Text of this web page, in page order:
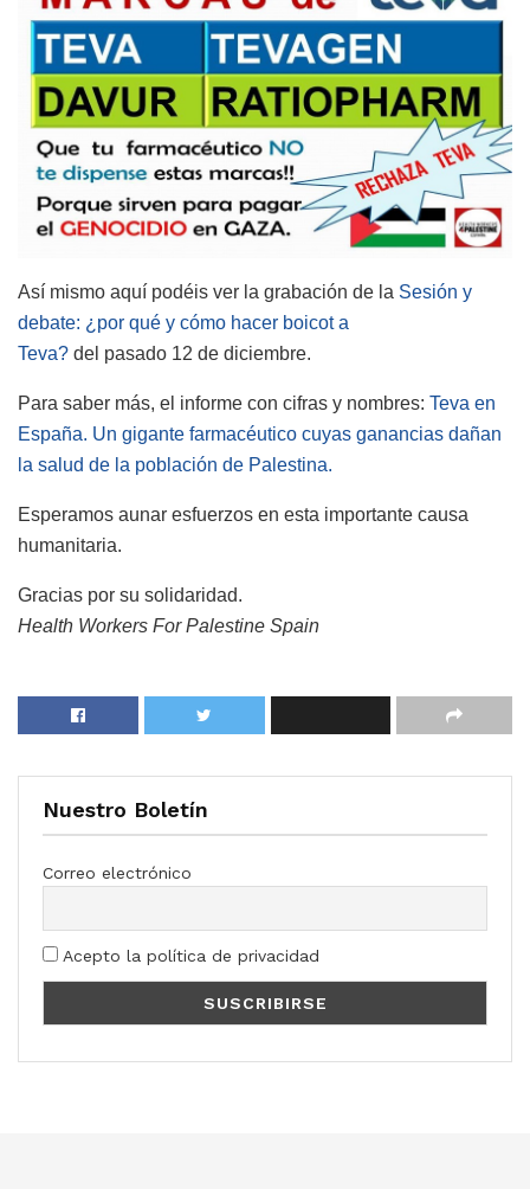
Así mismo aquí podéis ver la grabación de la Sesión y
debate: ¿por qué y cómo hacer boicot a
Teva? del pasado 12 de diciembre.
Para saber más, el informe con cifras y nombres: Teva en
España. Un gigante farmacéutico cuyas ganancias dañan
la salud de la población de Palestina.
Esperamos aunar esfuerzos en esta importante causa
humanitaria.
Gracias por su solidaridad.
Health Workers For Palestine Spain
Nuestro Boletín
Correo electrónico
Acepto la política de privacidad